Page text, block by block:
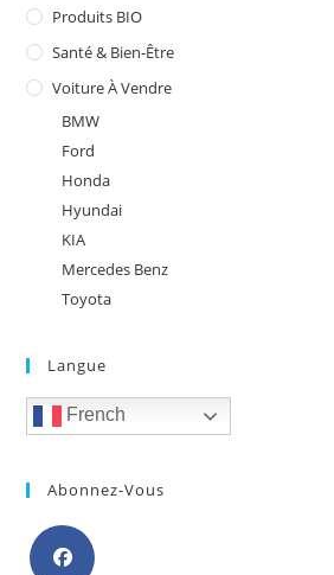
Produits BIO
Santé & Bien-Être
Voiture À Vendre
BMW
Ford
Honda
Hyundai
KIA
Mercedes Benz
Toyota
Langue
French
Abonnez-Vous